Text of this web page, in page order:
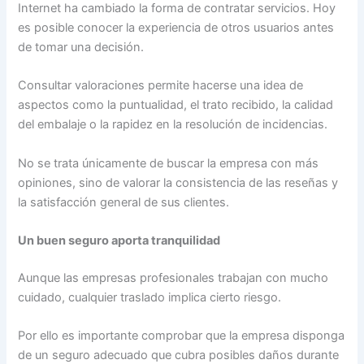
Internet ha cambiado la forma de contratar servicios. Hoy
es posible conocer la experiencia de otros usuarios antes
de tomar una decisión.
Consultar valoraciones permite hacerse una idea de
aspectos como la puntualidad, el trato recibido, la calidad
del embalaje o la rapidez en la resolución de incidencias.
No se trata únicamente de buscar la empresa con más
opiniones, sino de valorar la consistencia de las reseñas y
la satisfacción general de sus clientes.
Un buen seguro aporta tranquilidad
Aunque las empresas profesionales trabajan con mucho
cuidado, cualquier traslado implica cierto riesgo.
Por ello es importante comprobar que la empresa disponga
de un seguro adecuado que cubra posibles daños durante